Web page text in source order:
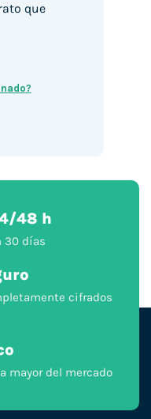
que
48 h
30 días
cifrados
mayor del mercado